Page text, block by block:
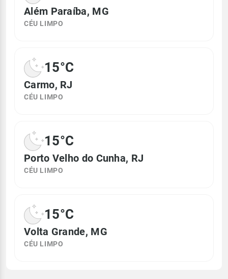
Além Paraíba, MG
CÉU LIMPO
15°C
Carmo, RJ
CÉU LIMPO
15°C
Porto Velho do Cunha, RJ
CÉU LIMPO
15°C
Volta Grande, MG
CÉU LIMPO